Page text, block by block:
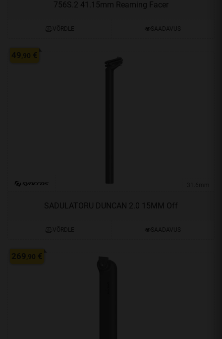
756S.2 41.15mm Reaming Facer
VÕRDLE SAADAVUS
SADULATORU DUNCAN 2.0 15MM Off
VÕRDLE SAADAVUS
49,90 €
269,90 €